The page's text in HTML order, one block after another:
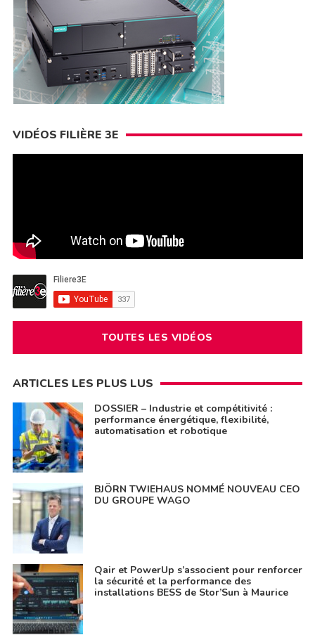
VIDÉOS FILIÈRE 3E
TOUTES LES VIDÉOS
ARTICLES LES PLUS LUS
DOSSIER – Industrie et compétitivité :
performance énergétique, flexibilité,
automatisation et robotique
BJÖRN TWIEHAUS NOMMÉ NOUVEAU CEO
DU GROUPE WAGO
Qair et PowerUp s’associent pour renforcer
la sécurité et la performance des
installations BESS de Stor’Sun à Maurice